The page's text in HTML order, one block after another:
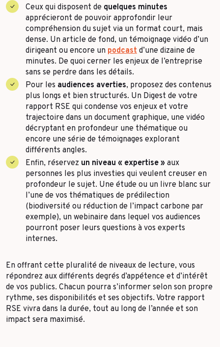
Ceux qui disposent de quelques minutes
apprécieront de pouvoir approfondir leur
compréhension du sujet via un format court, mais
dense. Un article de fond, un témoignage vidéo d’un
dirigeant ou encore un podcast d’une dizaine de
minutes. De quoi cerner les enjeux de l’entreprise
sans se perdre dans les détails.
Pour les audiences averties, proposez des contenus
plus longs et bien structurés. Un Digest de votre
rapport RSE qui condense vos enjeux et votre
trajectoire dans un document graphique, une vidéo
décryptant en profondeur une thématique ou
encore une série de témoignages explorant
différents angles.
Enfin, réservez un niveau « expertise » aux
personnes les plus investies qui veulent creuser en
profondeur le sujet. Une étude ou un livre blanc sur
l’une de vos thématiques de prédilection
(biodiversité ou réduction de l’impact carbone par
exemple), un webinaire dans lequel vos audiences
pourront poser leurs questions à vos experts
internes.
En offrant cette pluralité de niveaux de lecture, vous
répondrez aux différents degrés d’appétence et d’intérêt
de vos publics. Chacun pourra s’informer selon son propre
rythme, ses disponibilités et ses objectifs. Votre rapport
RSE vivra dans la durée, tout au long de l’année et son
impact sera maximisé.